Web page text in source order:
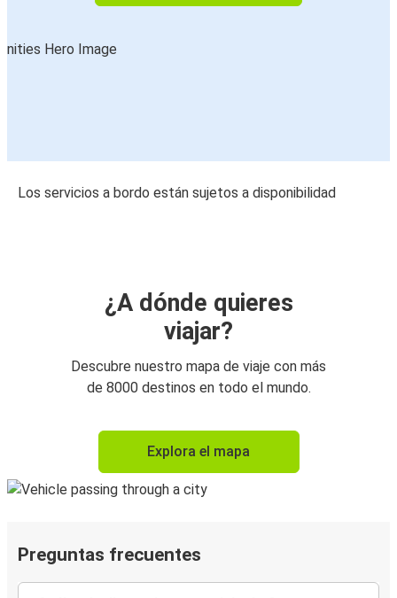
Los servicios a bordo están sujetos a disponibilidad
¿A dónde quieres
viajar?
Descubre nuestro mapa de viaje con más
de 8000 destinos en todo el mundo.
Explora el mapa
Preguntas frecuentes